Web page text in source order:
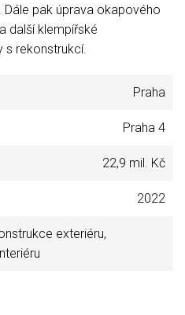
pak úprava okapového
další klempířské
s rekonstrukcí.
Praha
Praha 4
22,9 mil. Kč
2022
exteriéru,